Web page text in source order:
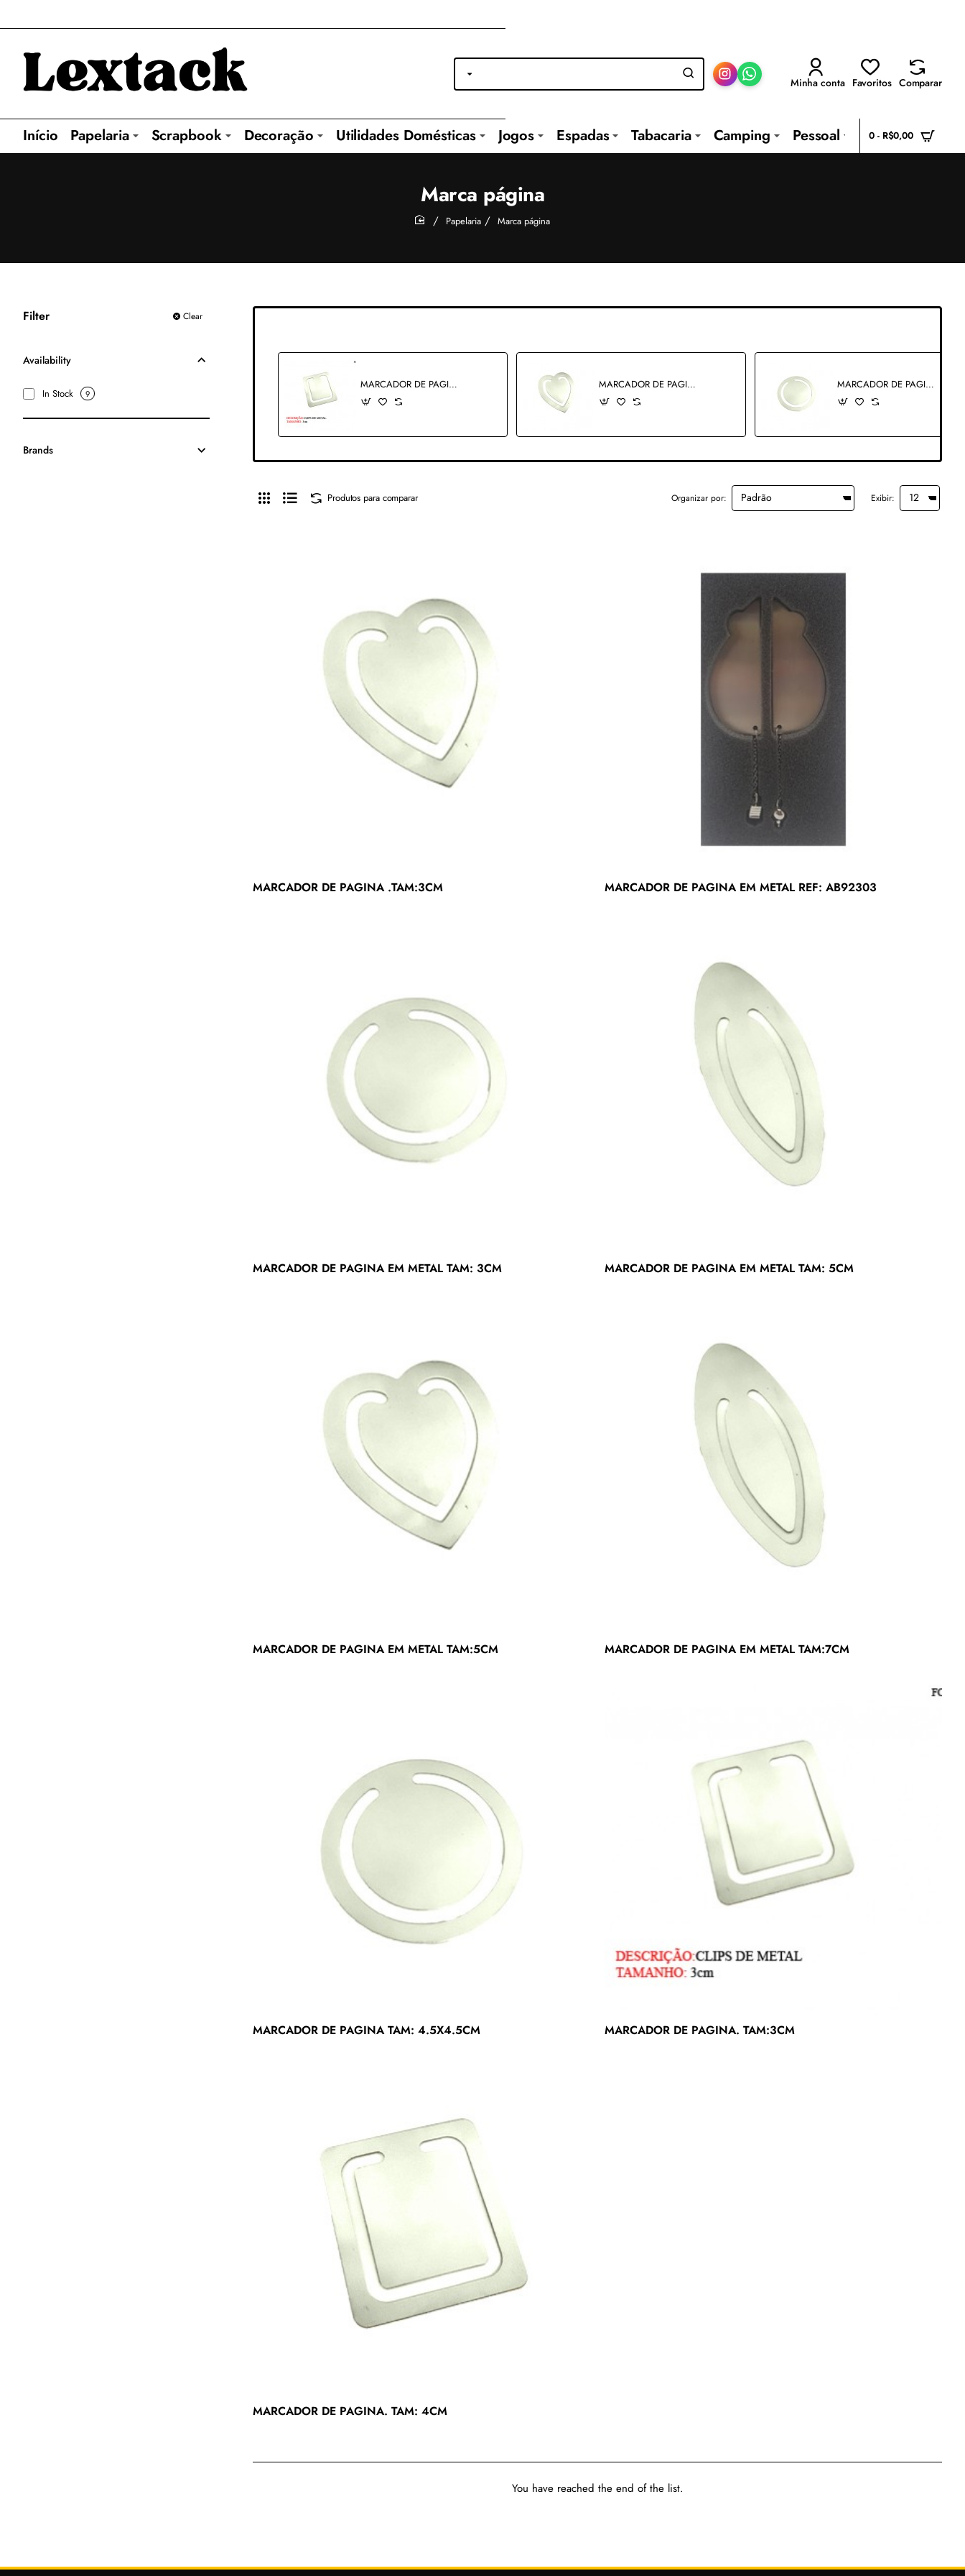
Minha conta Favoritos Comparar
Início Papelaria Scrapbook Decoração Utilidades Domésticas Jogos Espadas Tabacaria Camping Pessoal 0 - R$0,00
Marca página
home
Papelaria Marca página
Filter Clear
Availability
In Stock 9
Brands
MARCADOR DE PAGINA. TAM:3CM MARCADOR DE PAGINA .TAM:3CM MARCADOR DE PAGINA EM METAL TAM: 3CM
Produtos para comparar Organizar por: Exibir:
MARCADOR DE PAGINA .TAM:3CM -71%
MARCADOR DE PAGINA EM METAL REF: AB92303
MARCADOR DE PAGINA EM METAL TAM: 3CM MARCADOR DE PAGINA EM METAL TAM: 5CM
MARCADOR DE PAGINA EM METAL TAM:5CM MARCADOR DE PAGINA EM METAL TAM:7CM
MARCADOR DE PAGINA TAM: 4.5X4.5CM MARCADOR DE PAGINA. TAM:3CM
MARCADOR DE PAGINA. TAM: 4CM
You have reached the end of the list.